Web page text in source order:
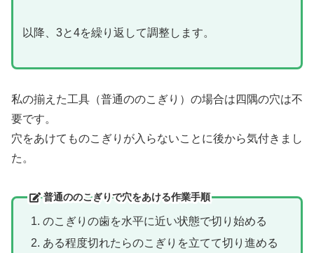
以降、3と4を繰り返して調整します。
私の揃えた工具（普通ののこぎり）の場合は四隅の穴は不
要です。
穴をあけてものこぎりが入らないことに後から気付きまし
た。
普通ののこぎりで穴をあける作業手順
のこぎりの歯を水平に近い状態で切り始める
ある程度切れたらのこぎりを立てて切り進める